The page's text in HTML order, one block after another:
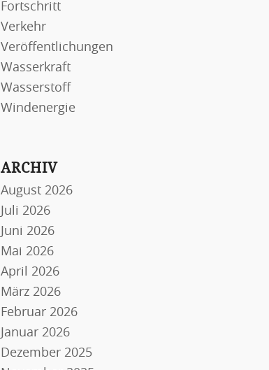
Fortschritt
Verkehr
Veröffentlichungen
Wasserkraft
Wasserstoff
Windenergie
ARCHIV
August 2026
Juli 2026
Juni 2026
Mai 2026
April 2026
März 2026
Februar 2026
Januar 2026
Dezember 2025